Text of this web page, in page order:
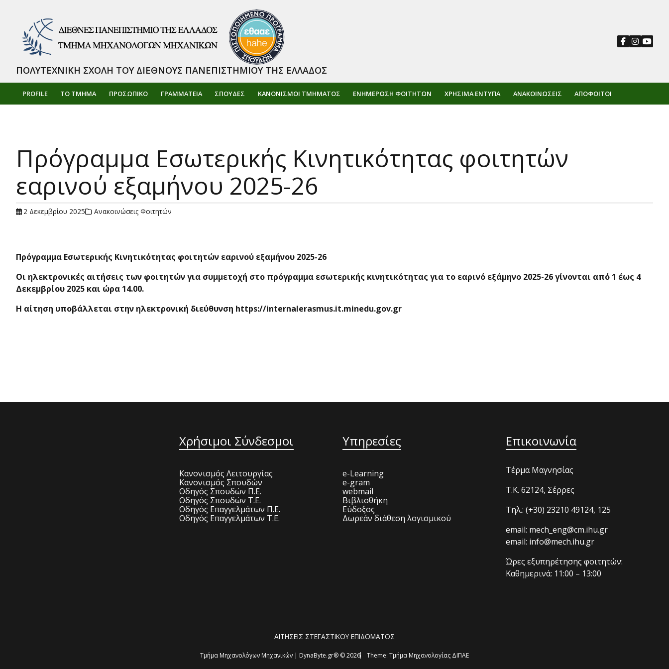
PROFILE ΤΟ ΤΜΗΜΑ ΠΡΟΣΩΠΙΚΌ ΓΡΑΜΜΑΤΕΙΑ ΣΠΟΥΔΕΣ ΚΑΝΟΝΙΣΜΟΙ ΤΜΗΜΑΤΟΣ ΕΝΗΜΈΡΩΣΗ ΦΟΙΤΗΤΏΝ ΧΡΉΣΙΜΑ ΈΝΤΥΠΑ ΑΝΑΚΟΙΝΏΣΕΙΣ ΑΠΌΦΟΙΤΟΙ
ΠΟΛΥΤΕΧΝΙΚΗ ΣΧΟΛΗ ΤΟΥ ΔΙΕΘΝΟΥΣ ΠΑΝΕΠΙΣΤΗΜΙΟΥ ΤΗΣ ΕΛΛΑΔΟΣ
Πρόγραμμα Εσωτερικής Κινητικότητας φοιτητών
εαρινού εξαμήνου 2025-26
2 Δεκεμβρίου 2025 Ανακοινώσεις Φοιτητών
Πρόγραμμα Εσωτερικής Κινητικότητας φοιτητών εαρινού εξαμήνου 2025-26
Οι ηλεκτρονικές αιτήσεις των φοιτητών για συμμετοχή στο πρόγραμμα εσωτερικής κινητικότητας για το εαρινό εξάμηνο 2025-26 γίνονται από 1 έως 4
Δεκεμβρίου 2025 και ώρα 14.00.
Η αίτηση υποβάλλεται στην ηλεκτρονική διεύθυνση https://internalerasmus.it.minedu.gov.gr
Χρήσιμοι Σύνδεσμοι
Κανονισμός Λειτουργίας
Κανονισμός Σπουδών
Οδηγός Σπουδών Π.Ε.
Οδηγός Σπουδών Τ.Ε.
Οδηγός Επαγγελμάτων Π.Ε.
Οδηγός Επαγγελμάτων Τ.Ε.
Υπηρεσίες
e-Learning
e-gram
webmail
Βιβλιοθήκη
Εύδοξος
Δωρεάν διάθεση λογισμικού
Επικοινωνία
Τέρμα Μαγνησίας
T.K. 62124, Σέρρες
Τηλ.: (+30) 23210 49124, 125
email: mech_eng@cm.ihu.gr
email: info@mech.ihu.gr
Ώρες εξυπηρέτησης φοιτητών:
Καθημερινά: 11:00 – 13:00
ΑΙΤΗΣΕΙΣ ΣΤΕΓΑΣΤΙΚΟΥ ΕΠΙΔΟΜΑΤΟΣ
Τμήμα Μηχανολόγων Μηχανικών | DynaByte.gr® © 2026 Theme: Τμήμα Μηχανολογίας ΔΙΠΑΕ